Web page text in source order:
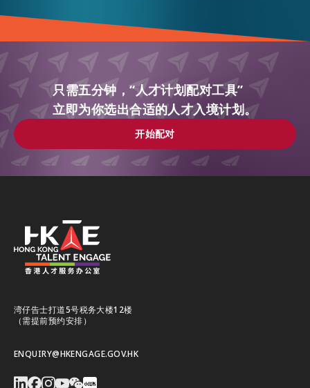
只需五分钟，“人才计划配对工具”
立即为你选出合适的人才入境计划。
开始配对
开始配对
湾仔告士打道5号税务大楼12楼
（需提前预约安排）
ENQUIRY@HKENGAGE.GOV.HK